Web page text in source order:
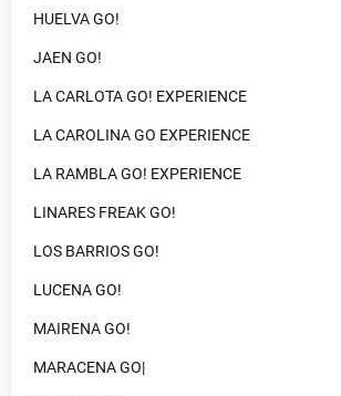
HUELVA GO!
JAEN GO!
LA CARLOTA GO! EXPERIENCE
LA CAROLINA GO EXPERIENCE
LA RAMBLA GO! EXPERIENCE
LINARES FREAK GO!
LOS BARRIOS GO!
LUCENA GO!
MAIRENA GO!
MARACENA GO|